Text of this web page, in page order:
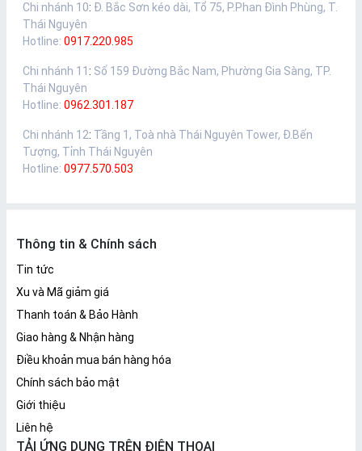
Chi nhánh 10: Đ. Bắc Sơn kéo dài, Tổ 75, P.Phan Đình Phùng, T.
Thái Nguyên
Hotline: 0917.220.985
Chi nhánh 11 : Số 159 Đường Bắc Nam, Phường Gia Sàng, TP.
Thái Nguyên
Hotline: 0962.301.187
Chi nhánh 12: Tầng 1, Toà nhà Thái Nguyên Tower, Đ.Bến
Tượng, Tỉnh Thái Nguyên
Hotline: 0977.570.503
Thông tin & Chính sách
Tin tức
Xu và Mã giảm giá
Thanh toán & Bảo Hành
Giao hàng & Nhận hàng
Điều khoản mua bán hàng hóa
Chính sách bảo mật
Giới thiệu
Liên hệ
TẢI ỨNG DỤNG TRÊN ĐIỆN THOẠI